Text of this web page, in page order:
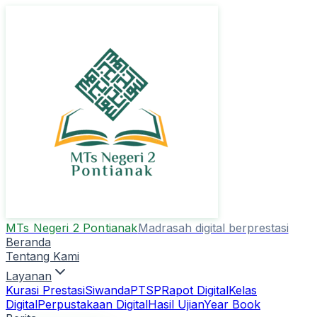
MTs Negeri 2 PontianakMadrasah digital berprestasi
Beranda
Tentang Kami
Layanan
Kurasi PrestasiSiwandaPTSPRapot DigitalKelas
DigitalPerpustakaan DigitalHasil UjianYear Book